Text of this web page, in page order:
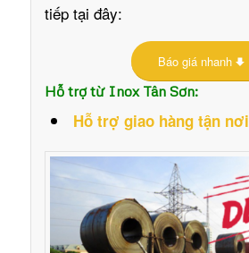
tiếp tại đây:
Báo giá nhanh
Hỗ trợ từ Inox Tân Sơn:
Hỗ trợ giao hàng tận nơi